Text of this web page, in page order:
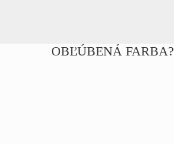
OBĽÚBENÁ FARBA?